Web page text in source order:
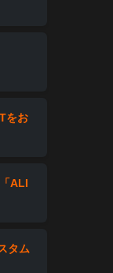
をお
ALI
タム